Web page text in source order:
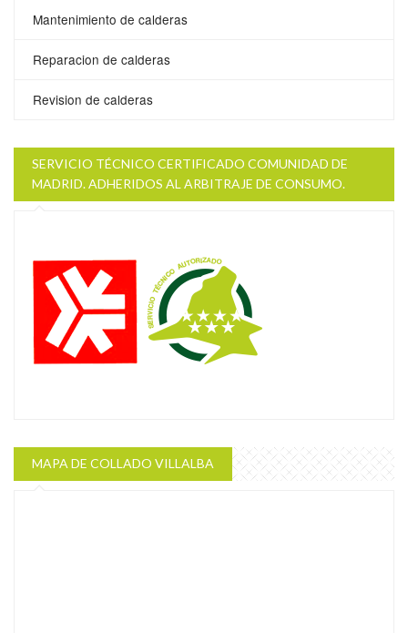
Mantenimiento de calderas
Reparacion de calderas
Revision de calderas
SERVICIO TÉCNICO CERTIFICADO COMUNIDAD DE
MADRID. ADHERIDOS AL ARBITRAJE DE CONSUMO.
MAPA DE COLLADO VILLALBA